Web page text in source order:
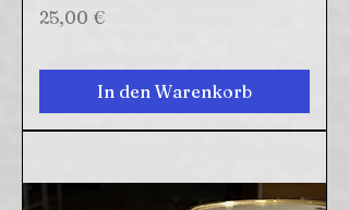
Preis
25,00 €
In den Warenkorb